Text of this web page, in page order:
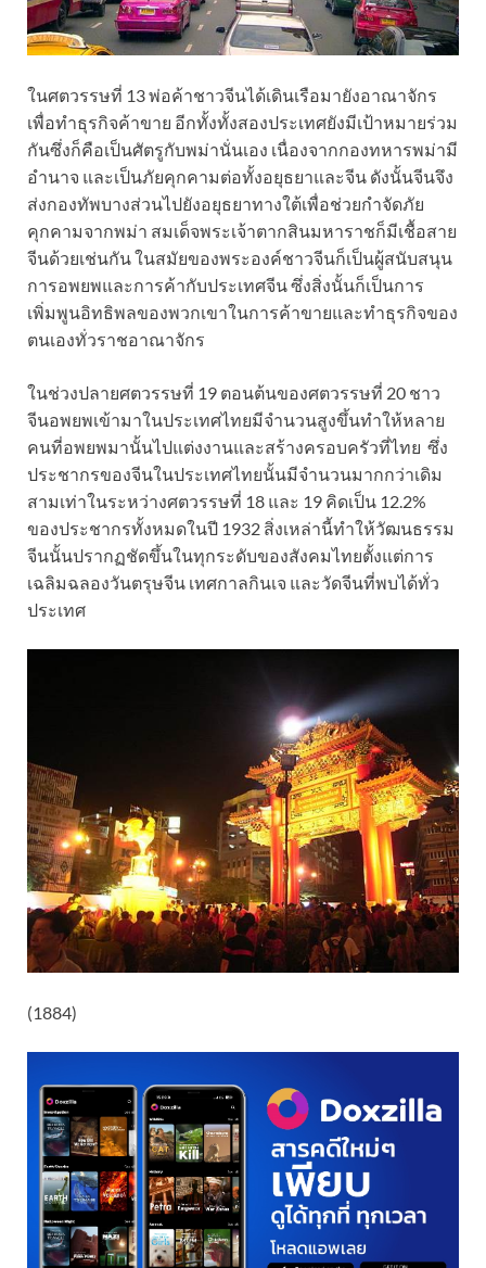
ในศตวรรษที่ 13 พ่อค้าชาวจีนได้เดินเรือมายังอาณาจักร
เพื่อทำธุรกิจค้าขาย อีกทั้งทั้งสองประเทศยังมีเป้าหมายร่วม
กันซึ่งก็คือเป็นศัตรูกับพม่านั่นเอง เนื่องจากกองทหารพม่ามี
อำนาจ และเป็นภัยคุกคามต่อทั้งอยุธยาและจีน ดังนั้นจีนจึง
ส่งกองทัพบางส่วนไปยังอยุธยาทางใต้เพื่อช่วยกำจัดภัย
คุกคามจากพม่า สมเด็จพระเจ้าตากสินมหาราชก็มีเชื้อสาย
จีนด้วยเช่นกัน ในสมัยของพระองค์ชาวจีนก็เป็นผู้สนับสนุน
การอพยพและการค้ากับประเทศจีน ซึ่งสิ่งนั้นก็เป็นการ
เพิ่มพูนอิทธิพลของพวกเขาในการค้าขายและทำธุรกิจของ
ตนเองทั่วราชอาณาจักร
ในช่วงปลายศตวรรษที่ 19 ตอนต้นของศตวรรษที่ 20 ชาว
จีนอพยพเข้ามาในประเทศไทยมีจำนวนสูงขึ้นทำให้หลาย
คนที่อพยพมานั้นไปแต่งงานและสร้างครอบครัวที่ไทย ซึ่ง
ประชากรของจีนในประเทศไทยนั้นมีจำนวนมากกว่าเดิม
สามเท่าในระหว่างศตวรรษที่ 18 และ 19 คิดเป็น 12.2%
ของประชากรทั้งหมดในปี 1932 สิ่งเหล่านี้ทำให้วัฒนธรรม
จีนนั้นปรากฏชัดขึ้นในทุกระดับของสังคมไทยตั้งแต่การ
เฉลิมฉลองวันตรุษจีน เทศกาลกินเจ และวัดจีนที่พบได้ทั่ว
ประเทศ
(1884)